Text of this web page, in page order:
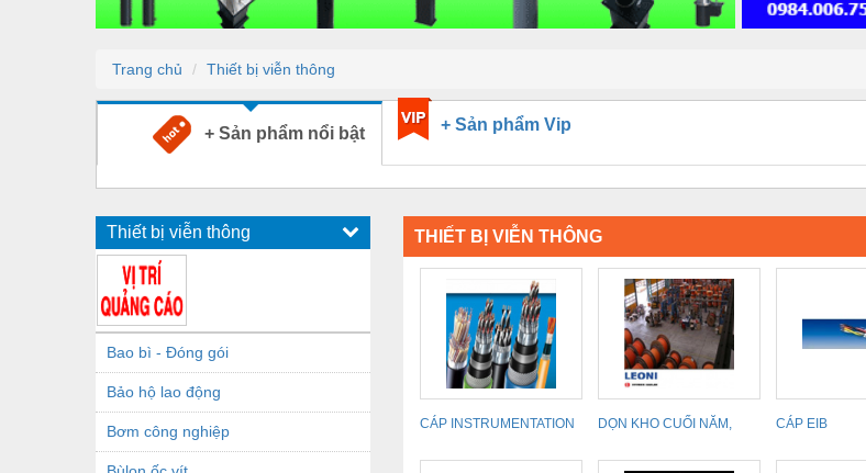
Trang chủ Thiết bị viễn thông
+ Sản phẩm nổi bật + Sản phẩm Vip
Thiết bị viễn thông
Bao bì - Đóng gói
Bảo hộ lao động
Bơm công nghiệp
THIẾT BỊ VIỄN THÔNG
CÁP INSTRUMENTATION
DỌN KHO CUỐI NĂM,
CÁP EIB